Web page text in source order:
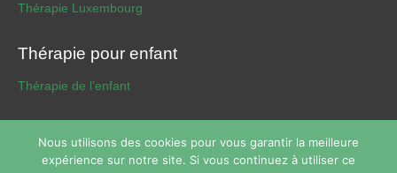
Thérapie Luxembourg
Thérapie pour enfant
Thérapie de l’enfant
Copyright © 2026Thérapie de phobie Tous droits réservés.
Nous utilisons des cookies pour vous garantir la meilleure
expérience sur notre site. Si vous continuez à utiliser ce